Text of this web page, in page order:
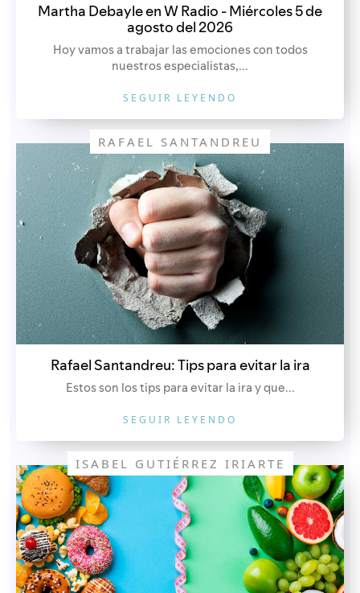
Martha Debayle en W Radio - Miércoles 5 de
agosto del 2026
Hoy vamos a trabajar las emociones con todos
nuestros especialistas,...
SEGUIR LEYENDO
RAFAEL SANTANDREU
Rafael Santandreu: Tips para evitar la ira
Estos son los tips para evitar la ira y que...
SEGUIR LEYENDO
ISABEL GUTIÉRREZ IRIARTE